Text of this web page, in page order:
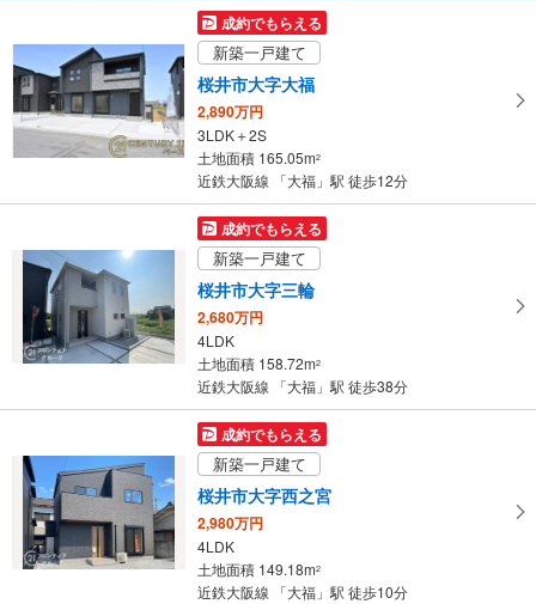
け
取
る
・
イ
に
存
る
成約でもらえる
新築一戸建て
桜井市大字大福
2,890万円
3LDK＋2S
土地面積 165.05m2
近鉄大阪線 「大福」駅 徒歩12分
成約でもらえる
新築一戸建て
桜井市大字三輪
2,680万円
4LDK
土地面積 158.72m2
近鉄大阪線 「大福」駅 徒歩38分
成約でもらえる
新築一戸建て
桜井市大字西之宮
2,980万円
4LDK
土地面積 149.18m2
近鉄大阪線 「大福」駅 徒歩10分